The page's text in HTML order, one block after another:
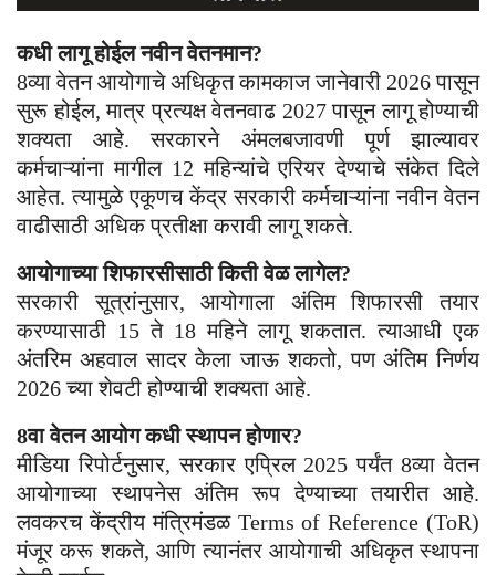
कधी लागू होईल नवीन वेतनमान?
8व्या वेतन आयोगाचे अधिकृत कामकाज जानेवारी 2026 पासून
सुरू होईल, मात्र प्रत्यक्ष वेतनवाढ 2027 पासून लागू होण्याची
शक्यता आहे. सरकारने अंमलबजावणी पूर्ण झाल्यावर
कर्मचाऱ्यांना मागील 12 महिन्यांचे एरियर देण्याचे संकेत दिले
आहेत. त्यामुळे एकूणच केंद्र सरकारी कर्मचाऱ्यांना नवीन वेतन
वाढीसाठी अधिक प्रतीक्षा करावी लागू शकते.
आयोगाच्या शिफारसीसाठी किती वेळ लागेल?
सरकारी सूत्रांनुसार, आयोगाला अंतिम शिफारसी तयार
करण्यासाठी 15 ते 18 महिने लागू शकतात. त्याआधी एक
अंतरिम अहवाल सादर केला जाऊ शकतो, पण अंतिम निर्णय
2026 च्या शेवटी होण्याची शक्यता आहे.
8वा वेतन आयोग कधी स्थापन होणार?
मीडिया रिपोर्टनुसार, सरकार एप्रिल 2025 पर्यंत 8व्या वेतन
आयोगाच्या स्थापनेस अंतिम रूप देण्याच्या तयारीत आहे.
लवकरच केंद्रीय मंत्रिमंडळ Terms of Reference (ToR)
मंजूर करू शकते, आणि त्यानंतर आयोगाची अधिकृत स्थापना